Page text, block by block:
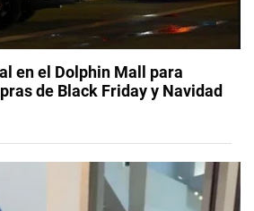
en el Dolphin Mall para
de Black Friday y Navidad